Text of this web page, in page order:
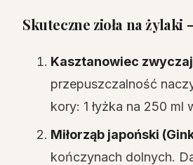
Skuteczne zioła na żylaki
Kasztanowiec
przepuszczalność
kory: 1 łyżka na 250 ml
Miłorząb japoński
kończynach dolnych.